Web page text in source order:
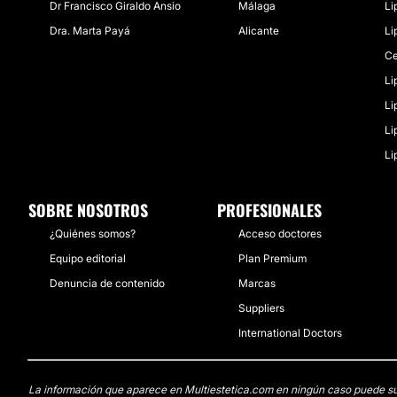
Dr Francisco Giraldo Ansio
Dra. Marta Payá
Málaga
Alicante
SOBRE NOSOTROS
¿Quiénes somos?
Equipo editorial
Denuncia de contenido
PROFESIONALES
Acceso doctores
Plan Premium
Marcas
Suppliers
International Doctors
La información que aparece en Multiestetica.com en ningún caso puede